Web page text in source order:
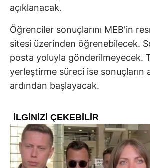
açıklanacak.
Öğrenciler sonuçlarını MEB'in
sitesi üzerinden öğrenebilecek.
posta yoluyla gönderilmeyecek.
yerleştirme süreci ise sonuçların
ardından başlayacak.